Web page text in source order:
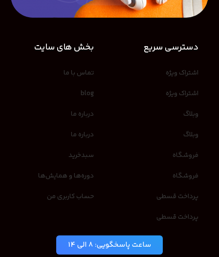
دسترسی سریع
اشتراک ویژه
اشتراک ویژه
وبلاگ
وبلاگ
فروشگاه
فروشگاه
پرداخت قسطی
پرداخت قسطی
بخش های سایت
تماس با ما
blog
درباره ما
درباره ما
سبدخرید
دوره‌ها و همایش‌ها
حساب کاربری من
ساعت پاسخگویی: 8 الی 14